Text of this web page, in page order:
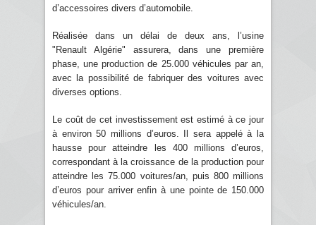
d’accessoires divers d’automobile.
Réalisée dans un délai de deux ans, l’usine
"Renault Algérie" assurera, dans une première
phase, une production de 25.000 véhicules par an,
avec la possibilité de fabriquer des voitures avec
diverses options.
Le coût de cet investissement est estimé à ce jour
à environ 50 millions d’euros. Il sera appelé à la
hausse pour atteindre les 400 millions d’euros,
correspondant à la croissance de la production pour
atteindre les 75.000 voitures/an, puis 800 millions
d’euros pour arriver enfin à une pointe de 150.000
véhicules/an.